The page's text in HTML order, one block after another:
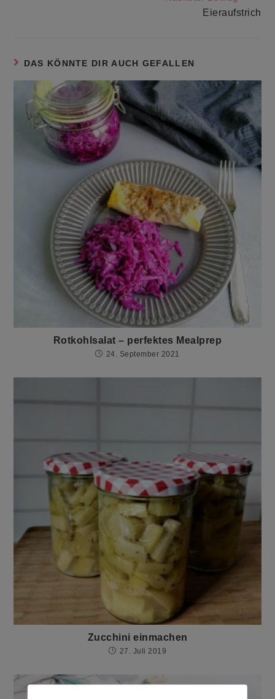
Eieraufstrich
DAS KÖNNTE DIR AUCH GEFALLEN
Rotkohlsalat – perfektes Mealprep
24. September 2021
Zucchini einmachen
27. Juli 2019